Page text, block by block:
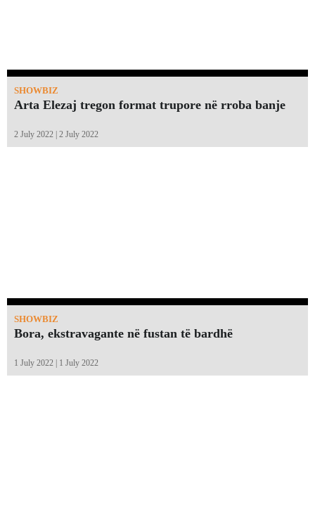
SHOWBIZ
Arta Elezaj tregon format trupore në rroba banje
2 July 2022 | 2 July 2022
SHOWBIZ
Bora, ekstravagante në fustan të bardhë
1 July 2022 | 1 July 2022